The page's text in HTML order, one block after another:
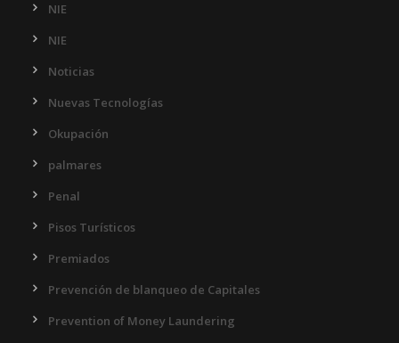
NIE
NIE
Noticias
Nuevas Tecnologías
Okupación
palmares
Penal
Pisos Turísticos
Premiados
Prevención de blanqueo de Capitales
Prevention of Money Laundering